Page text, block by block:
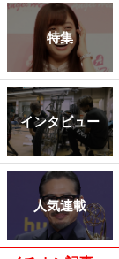
特集
インタビュー
人気連載